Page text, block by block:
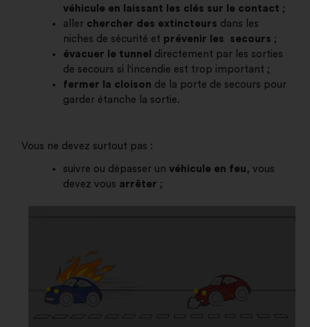
véhicule en laissant les clés sur le contact ;
aller chercher des extincteurs dans les
niches de sécurité et prévenir les secours ;
évacuer le tunnel
directement par les sorties
de secours si l'incendie est trop important ;
fermer la cloison de la porte de secours pour
garder étanche la sortie.
Vous ne devez surtout pas :
suivre ou dépasser un véhicule en feu, vous
devez vous arrêter ;